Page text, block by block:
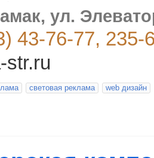
ул.
43-76-77, 235-
str.ru
световая реклама web дизайн